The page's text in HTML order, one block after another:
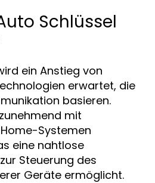
Schlüssel
ein Anstieg von
erwartet, die
basieren.
mit
Systemen
eine nahtlose
Steuerung des
Geräte ermöglicht.